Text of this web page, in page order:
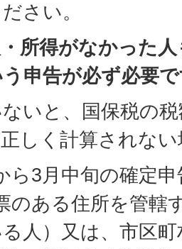
さい。
所得がなかった
申告が必ず必要
いと、国保税の
しく計算されな
ら3月中旬の確定
のある住所を管轄
人）又は、市区